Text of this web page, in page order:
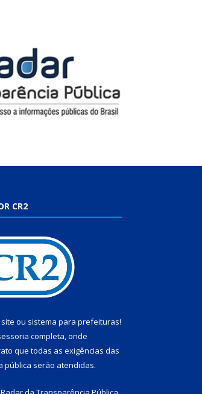
CR2
ou sistema para prefeituras!
completa, onde
que todas as exigências das
pública serão atendidas.